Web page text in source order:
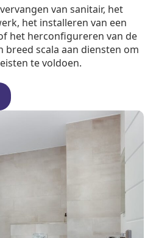
van sanitair, het
het installeren van een
het herconfigureren van de
breed scala aan diensten om
te voldoen.